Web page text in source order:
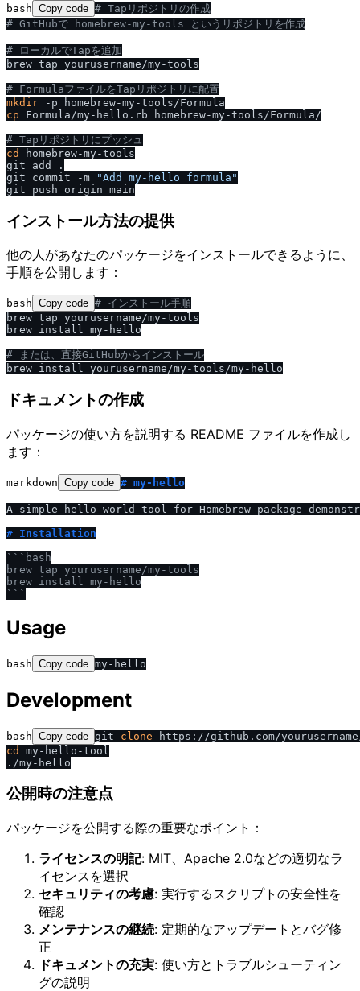
bash Copy code # Tapリポジトリの作成
# GitHubで homebrew-my-tools というリポジトリを作成
# ローカルでTapを追加
brew tap yourusername/my-tools
# FormulaファイルをTapリポジトリに配置
mkdir
cp Formula/my-hello.rb homebrew-my-tools/Formula/
# Tapリポジトリにプッシュ
cd
homebrew-my-tools
git add .
git commit -m
"Add my-hello formula"
インストール方法の提供
他の人があなたのパッケージをインストールできるように、
手順を公開します：
bash Copy code # インストール手順
brew tap yourusername/my-tools
brew install my-hello
# または、直接GitHubからインストール
ドキュメントの作成
パッケージの使い方を説明する README ファイルを作成し
ます：
markdown Copy code # my-hello
A simple hello world tool for Homebrew package
# Installation
```bash
brew tap yourusername /my-tools
brew install my-hello
```
Usage
bash Copy code
Development
bash Copy code git clone
cd
my-hello-tool
公開時の注意点
パッケージを公開する際の重要なポイント：
ライセンスの明記: MIT、Apache 2.0などの適切なラ
イセンスを選択
セキュリティの考慮: 実行するスクリプトの安全性を
確認
メンテナンスの継続: 定期的なアップデートとバグ修
正
ドキュメントの充実: 使い方とトラブルシューティン
グの説明